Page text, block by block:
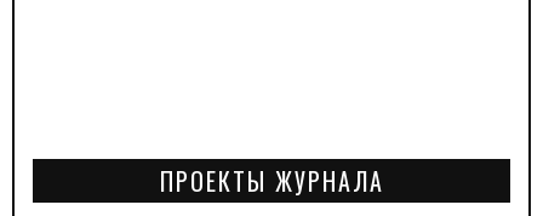
ПРОЕКТЫ ЖУРНАЛА